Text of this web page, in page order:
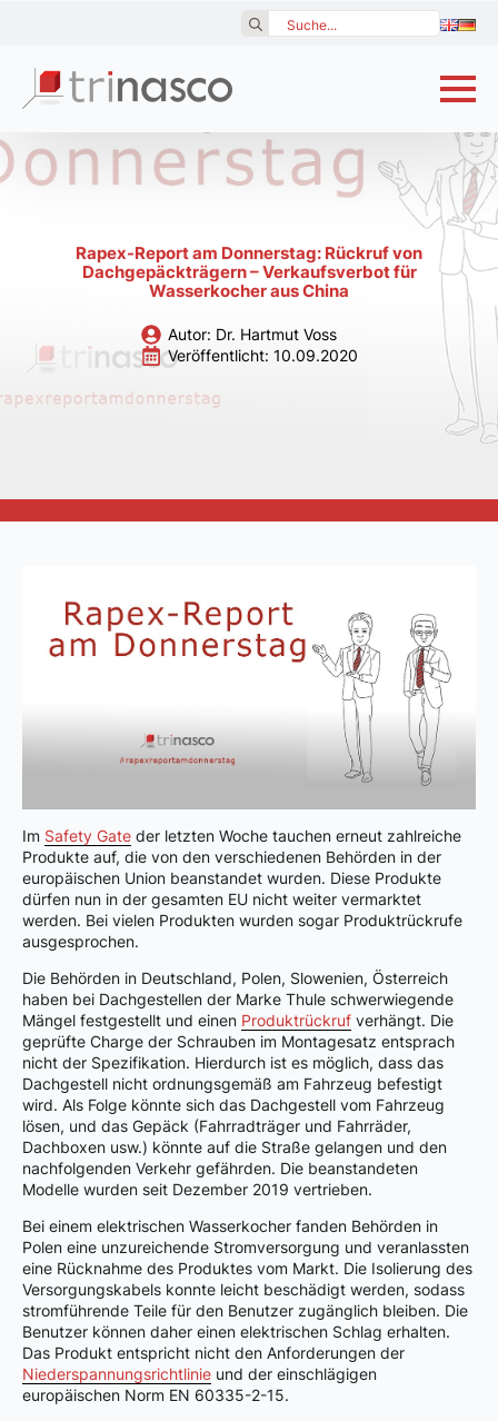
Search
Rapex-Report am Donnerstag: Rückruf von
Dachgepäckträgern – Verkaufsverbot für
Wasserkocher aus China
Autor: Dr. Hartmut Voss
Veröffentlicht: 10.09.2020
Im Safety Gate der letzten Woche tauchen erneut zahlreiche
Produkte auf, die von den verschiedenen Behörden in der
europäischen Union beanstandet wurden. Diese Produkte
dürfen nun in der gesamten EU nicht weiter vermarktet
werden. Bei vielen Produkten wurden sogar Produktrückrufe
ausgesprochen.
Die Behörden in Deutschland, Polen, Slowenien, Österreich
haben bei Dachgestellen der Marke Thule schwerwiegende
Mängel festgestellt und einen Produktrückruf verhängt. Die
geprüfte Charge der Schrauben im Montagesatz entsprach
nicht der Spezifikation. Hierdurch ist es möglich, dass das
Dachgestell nicht ordnungsgemäß am Fahrzeug befestigt
wird. Als Folge könnte sich das Dachgestell vom Fahrzeug
lösen, und das Gepäck (Fahrradträger und Fahrräder,
Dachboxen usw.) könnte auf die Straße gelangen und den
nachfolgenden Verkehr gefährden. Die beanstandeten
Modelle wurden seit Dezember 2019 vertrieben.
Bei einem elektrischen Wasserkocher fanden Behörden in
Polen eine unzureichende Stromversorgung und veranlassten
eine Rücknahme des Produktes vom Markt. Die Isolierung des
Versorgungskabels konnte leicht beschädigt werden, sodass
stromführende Teile für den Benutzer zugänglich bleiben. Die
Benutzer können daher einen elektrischen Schlag erhalten.
Das Produkt entspricht nicht den Anforderungen der
Niederspannungsrichtlinie und der einschlägigen
europäischen Norm EN 60335-2-15.